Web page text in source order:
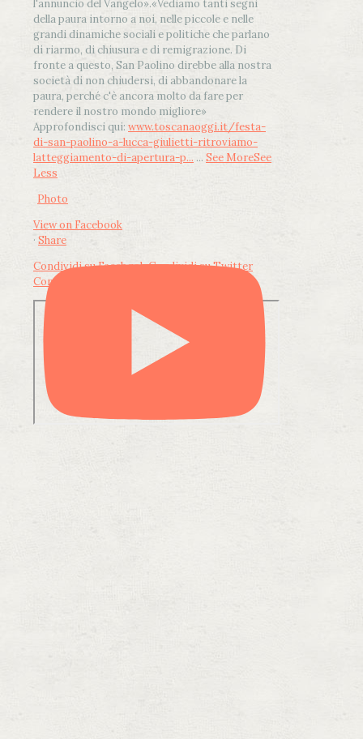
l'annuncio del Vangelo».«Vediamo tanti segni
della paura intorno a noi, nelle piccole e nelle
grandi dinamiche sociali e politiche che parlano
di riarmo, di chiusura e di remigrazione. Di
fronte a questo, San Paolino direbbe alla nostra
società di non chiudersi, di abbandonare la
paura, perché c'è ancora molto da fare per
rendere il nostro mondo migliore»
Approfondisci qui: www.toscanaoggi.it/festa-
di-san-paolino-a-lucca-giulietti-ritroviamo-
latteggiamento-di-apertura-p... ... See MoreSee
Less
Photo
View on Facebook
· Share
Condividi su FacebookCondividi su Twitter
Condividi su LinkedIn